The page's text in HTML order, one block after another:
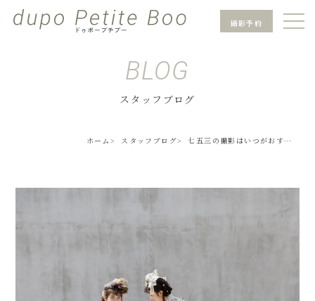
撮影予約
BLOG
スタッフブログ
ホーム スタッフブログ 七五三の撮影はいつがおす…